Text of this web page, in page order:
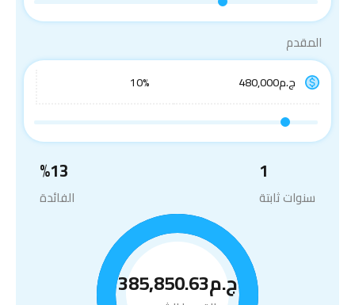
المقدم
1
سنوات ثابتة
13
%
الفائدة
ج.م385,850.63